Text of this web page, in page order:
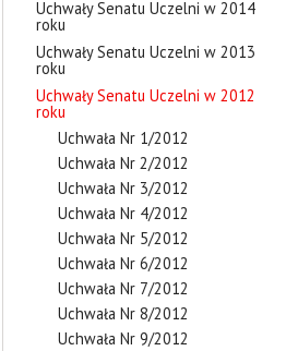
Uchwały Senatu Uczelni w 2014
roku
Uchwały Senatu Uczelni w 2013
roku
Uchwały Senatu Uczelni w 2012
roku
Uchwała Nr 1/2012
Uchwała Nr 2/2012
Uchwała Nr 3/2012
Uchwała Nr 4/2012
Uchwała Nr 5/2012
Uchwała Nr 6/2012
Uchwała Nr 7/2012
Uchwała Nr 8/2012
Uchwała Nr 9/2012